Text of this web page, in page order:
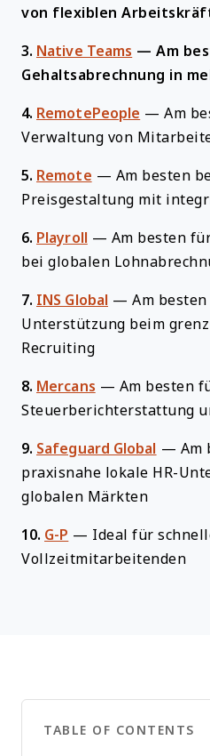
von flexiblen
3. Native Teams —Am
Gehaltsabrechnung in
4. RemotePeople —Am
Verwaltung von
5. Remote — Am besten
Preisgestaltung mit
6. Playroll — Am besten
bei globalen
7. INS Global — Am
Unterstützung beim
Recruiting
8. Mercans — Am besten
Steuerberichterstattung
9. Safeguard Global — Am
praxisnahe lokale HR-
globalen Märkten
10. G-P — Ideal für
Vollzeitmitarbeitenden
TABLE OF CONTENTS